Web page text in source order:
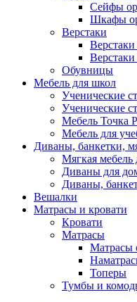
Сейфы
Шкафы
Верстаки
Обувницы
Мебель для школ
Ученические
Ученические
Мебель Точка
Мебель для
Диваны, банкетки,
Мягкая мебель
Диваны для
Диваны,
Вешалки
Матрасы и кровати
Кровати
Матрасы
Матрасы
Топеры
Тумбы и